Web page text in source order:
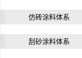
仿砖涂料体系
刮砂涂料体系